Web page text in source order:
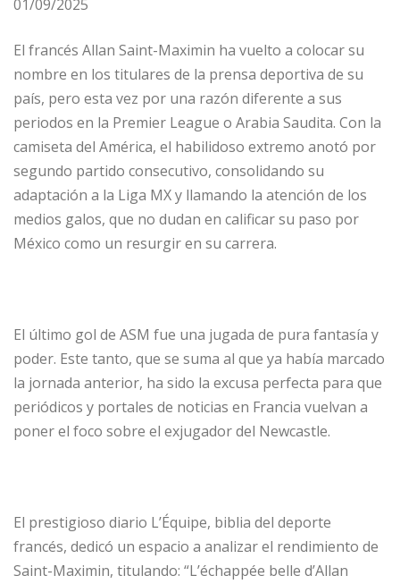
01/09/2025
El francés Allan Saint-Maximin ha vuelto a colocar su
nombre en los titulares de la prensa deportiva de su
país, pero esta vez por una razón diferente a sus
periodos en la Premier League o Arabia Saudita. Con la
camiseta del América, el habilidoso extremo anotó por
segundo partido consecutivo, consolidando su
adaptación a la Liga MX y llamando la atención de los
medios galos, que no dudan en calificar su paso por
México como un resurgir en su carrera.
El último gol de ASM fue una jugada de pura fantasía y
poder. Este tanto, que se suma al que ya había marcado
la jornada anterior, ha sido la excusa perfecta para que
periódicos y portales de noticias en Francia vuelvan a
poner el foco sobre el exjugador del Newcastle.
El prestigioso diario L’Équipe, biblia del deporte
francés, dedicó un espacio a analizar el rendimiento de
Saint-Maximin, titulando: “L’échappée belle d’Allan